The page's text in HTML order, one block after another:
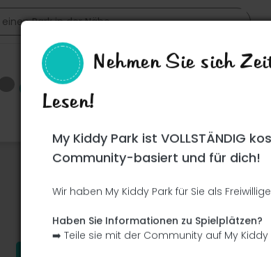
Ce parc n'a pas encore été visité ! À toi
Soit l'aventurier qui découvre ce parc
Nehmen Sie sich
Lesen!
My Kiddy Park ist VOLLSTÄNDIG
Community-basiert und für dich!
Wir haben My Kiddy Park für Sie als
Haben Sie Informationen zu Spielplätzen?
➡️ Teile sie mit der Community auf My Kiddy